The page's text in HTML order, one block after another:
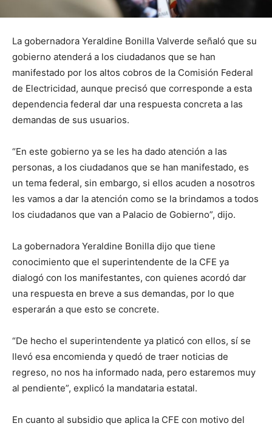
La gobernadora Yeraldine Bonilla Valverde señaló que su
gobierno atenderá a los ciudadanos que se han
manifestado por los altos cobros de la Comisión Federal
de Electricidad, aunque precisó que corresponde a esta
dependencia federal dar una respuesta concreta a las
demandas de sus usuarios.
“En este gobierno ya se les ha dado atención a las
personas, a los ciudadanos que se han manifestado, es
un tema federal, sin embargo, si ellos acuden a nosotros
les vamos a dar la atención como se la brindamos a todos
los ciudadanos que van a Palacio de Gobierno”, dijo.
La gobernadora Yeraldine Bonilla dijo que tiene
conocimiento que el superintendente de la CFE ya
dialogó con los manifestantes, con quienes acordó dar
una respuesta en breve a sus demandas, por lo que
esperarán a que esto se concrete.
“De hecho el superintendente ya platicó con ellos, sí se
llevó esa encomienda y quedó de traer noticias de
regreso, no nos ha informado nada, pero estaremos muy
al pendiente”, explicó la mandataria estatal.
En cuanto al subsidio que aplica la CFE con motivo del